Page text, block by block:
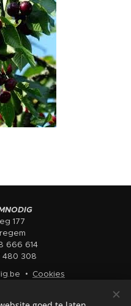
177
666 614
480 308
Cookies